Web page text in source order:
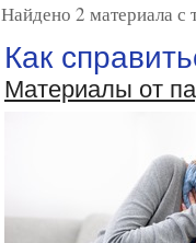
Найдено 2 материала с
Как
Материалы от